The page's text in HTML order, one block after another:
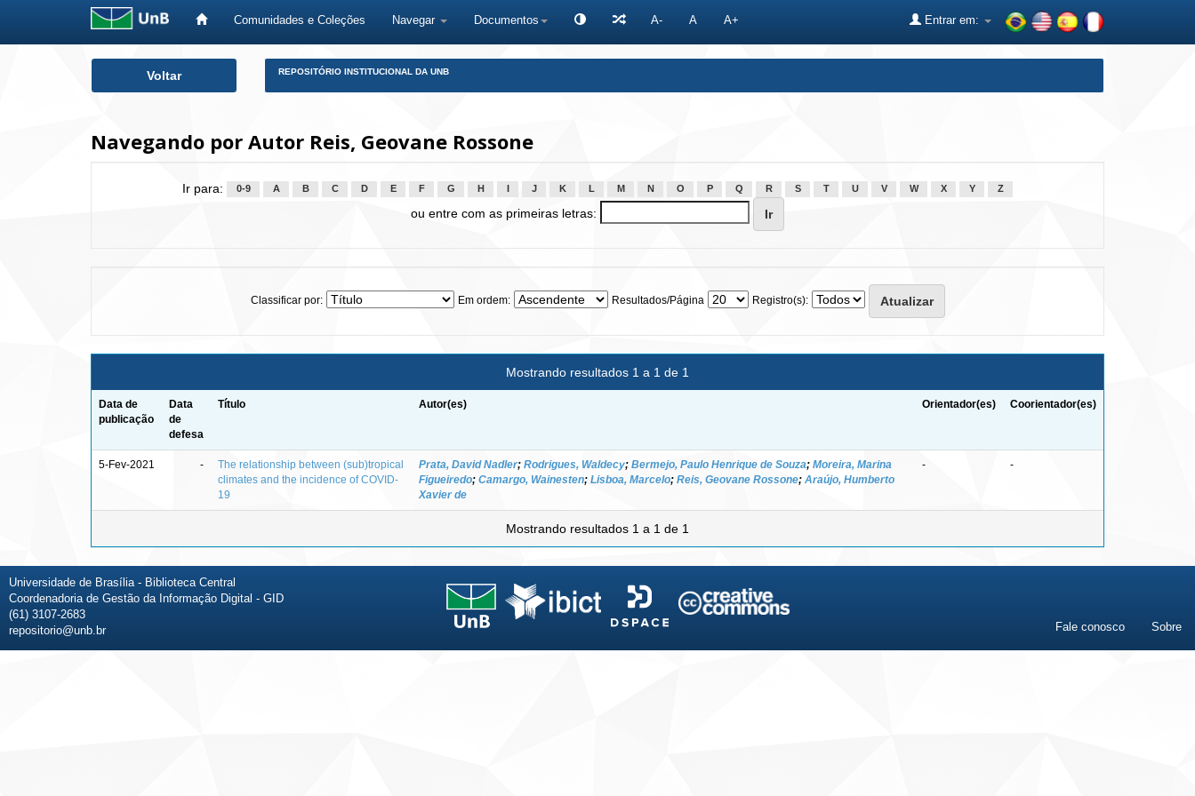
Comunidades e Coleções Navegar Documentos A- A A+ Entrar em:
Voltar REPOSITÓRIO INSTITUCIONAL DA UNB
Navegando por Autor Reis, Geovane Rossone
Ir para: 0-9 A B C D E F G H J K L M N O P Q R S T U V W X Y Z
ou entre com as primeiras letras:
Classificar por: Em ordem: Resultados/Página Registro(s):
Mostrando resultados 1 a 1 de 1
Data de
publicação
Data
de
defesa
Título Autor(es) Orientador(es) Coorientador(es)
5-Fev-2021 -
The relationship between (sub)tropical
climates and the incidence of COVID-
19
Prata, David Nadler; Rodrigues, Waldecy; Bermejo, Paulo Henrique de Souza; Moreira, Marina
Figueiredo; Camargo, Wainesten; Lisboa, Marcelo; Reis, Geovane Rossone; Araújo, Humberto
Xavier de
- -
Mostrando resultados 1 a 1 de 1
Universidade de Brasília - Biblioteca Central
Coordenadoria de Gestão da Informação Digital - GID
(61) 3107-2683
repositorio@unb.br
Fale conosco Sobre